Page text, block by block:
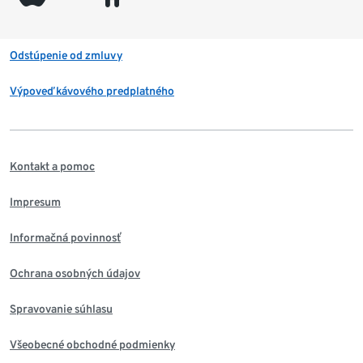
Odstúpenie od zmluvy
Výpoveď kávového predplatného
Kontakt a pomoc
Impresum
Informačná povinnosť
Ochrana osobných údajov
Spravovanie súhlasu
Všeobecné obchodné podmienky